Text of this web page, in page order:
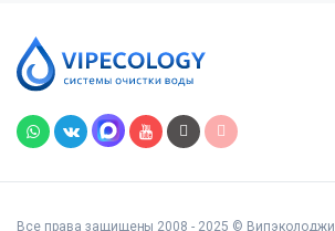
Все права защищены 2008 - 2025 © Випэколоджи